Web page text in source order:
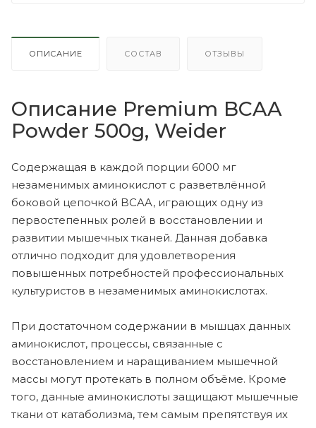
ОПИСАНИЕ СОСТАВ ОТЗЫВЫ
Описание Premium BCAA
Powder 500g, Weider
Содержащая в каждой порции 6000 мг
незаменимых аминокислот с разветвлённой
боковой цепочкой BCAA, играющих одну из
первостепенных ролей в восстановлении и
развитии мышечных тканей. Данная добавка
отлично подходит для удовлетворения
повышенных потребностей профессиональных
культуристов в незаменимых аминокислотах.
При достаточном содержании в мышцах данных
аминокислот, процессы, связанные с
восстановлением и наращиванием мышечной
массы могут протекать в полном объёме. Кроме
того, данные аминокислоты защищают мышечные
ткани от катаболизма, тем самым препятствуя их